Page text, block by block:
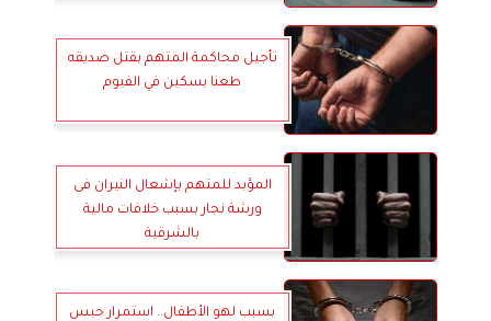
تأجيل محاكمة المتهم بقتل صديقه
طعنا بسكين في الفيوم
المؤبد للمتهم بإشعال النيران فى
ورشة نجار بسبب خلافات مالية
بالشرقية
بسبب لهو الأطفال.. استمرار حبس